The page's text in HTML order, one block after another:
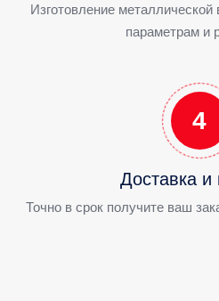
Изготовление металлической
параметрам и
4
Доставка и
Точно в срок получите ваш